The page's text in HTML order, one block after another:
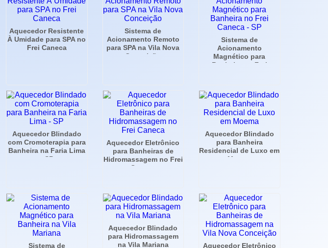
Aquecedor Resistente
À Umidade para SPA no
Frei Caneca
Sistema de
Acionamento Remoto
para SPA na Vila Nova
Conceição
Sistema de
Acionamento
Magnético para
Banheira no Frei
Aquecedor Blindado
com Cromoterapia para
Banheira na Faria Lima
- SP
Aquecedor Eletrônico
para Banheiras de
Hidromassagem no Frei
Caneca
Aquecedor Blindado
para Banheira
Residencial de Luxo em
Moema
Sistema de
Aquecedor Blindado
para Hidromassagem
na Vila Mariana
Aquecedor Eletrônico